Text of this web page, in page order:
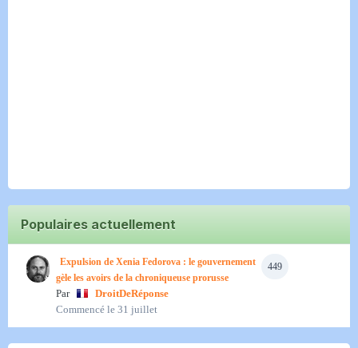
Populaires actuellement
449
Expulsion de Xenia Fedorova : le gouvernement
gèle les avoirs de la chroniqueuse prorusse
Par
DroitDeRéponse
Commencé le 31 juillet